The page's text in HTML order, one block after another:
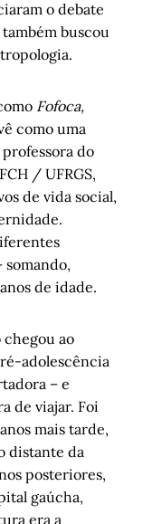
o debate
buscou
Fofoca,
como uma
do
/ UFRGS,
de vida social,
de idade.
chegou ao
adolescência
– e
de viajar. Foi
mais tarde,
distante da
posteriores,
gaúcha,
era a